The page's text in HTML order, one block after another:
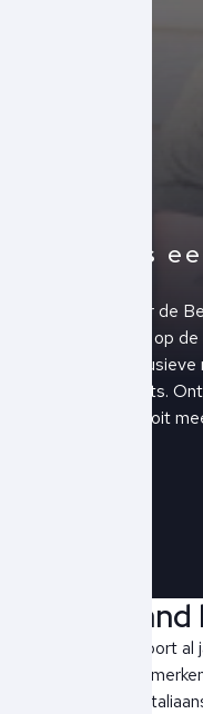
Altijd als
Schrijf je in voor de
altijd als eerste op
collecties,
upcoming events.
inbox en mis nooit
Stone
Stone Island behoort
toonaangevende
herenmode. Het